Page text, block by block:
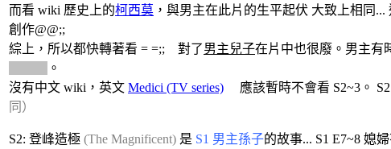
而看 wiki 歷史上的柯西莫 ，與男主在此片的生平起伏 大致上相同
創作@@;;
綜上，所以都快轉著看 = =;; 對了男主兒子在片中也很廢。男主有
。
沒有中文 wiki，英文 Medici (TV series) 應該暫時不會看 S2~3。
同）
S2: 登峰造極 (The Magnificent) 是 S1 男主孫子的故事... S1 E7~8 媳